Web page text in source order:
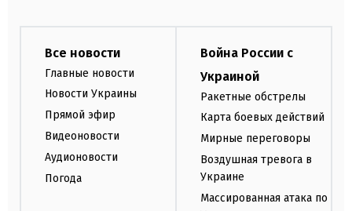
Все новости
Главные новости
Новости Украины
Прямой эфир
Видеоновости
Аудионовости
Погода
Война России с
Украиной
Ракетные обстрелы
Карта боевых действий
Мирные переговоры
Воздушная тревога в
Украине
Массированная атака по